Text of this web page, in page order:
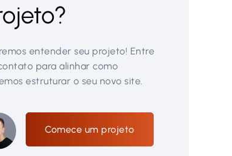
entender seu projeto! Entre
para alinhar como
estruturar o seu novo site.
Comece um projeto